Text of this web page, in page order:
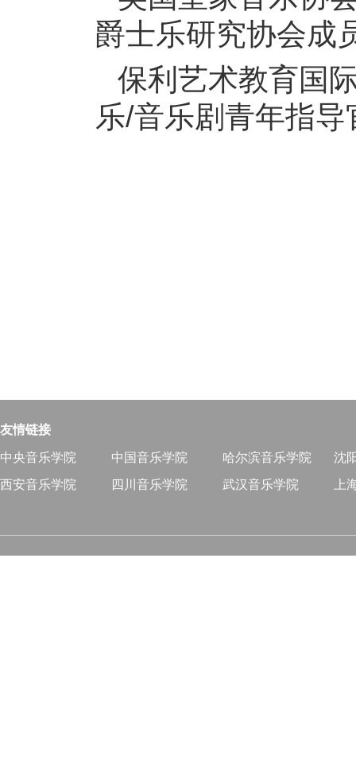
爵士乐研究协会成
保利艺术教育国
乐/音乐剧青年指导
友情链接
中央音乐学院 中国音乐学院 哈尔滨音乐学院
沈
西安音乐学院
四川音乐学院 武汉音乐学院 上